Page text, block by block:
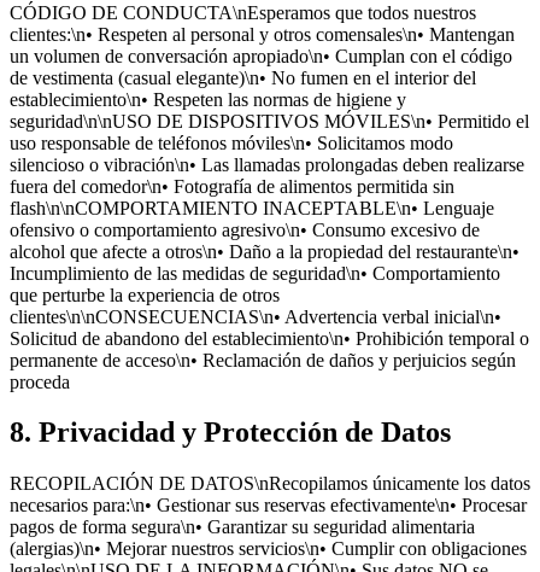
CÓDIGO DE CONDUCTA\nEsperamos que todos nuestros
clientes:\n• Respeten al personal y otros comensales\n• Mantengan
un volumen de conversación apropiado\n• Cumplan con el código
de vestimenta (casual elegante)\n• No fumen en el interior del
establecimiento\n• Respeten las normas de higiene y
seguridad\n\nUSO DE DISPOSITIVOS MÓVILES\n• Permitido el
uso responsable de teléfonos móviles\n• Solicitamos modo
silencioso o vibración\n• Las llamadas prolongadas deben realizarse
fuera del comedor\n• Fotografía de alimentos permitida sin
flash\n\nCOMPORTAMIENTO INACEPTABLE\n• Lenguaje
ofensivo o comportamiento agresivo\n• Consumo excesivo de
alcohol que afecte a otros\n• Daño a la propiedad del restaurante\n•
Incumplimiento de las medidas de seguridad\n• Comportamiento
que perturbe la experiencia de otros
clientes\n\nCONSECUENCIAS\n• Advertencia verbal inicial\n•
Solicitud de abandono del establecimiento\n• Prohibición temporal o
permanente de acceso\n• Reclamación de daños y perjuicios según
proceda
8. Privacidad y Protección de Datos
RECOPILACIÓN DE DATOS\nRecopilamos únicamente los datos
necesarios para:\n• Gestionar sus reservas efectivamente\n• Procesar
pagos de forma segura\n• Garantizar su seguridad alimentaria
(alergias)\n• Mejorar nuestros servicios\n• Cumplir con obligaciones